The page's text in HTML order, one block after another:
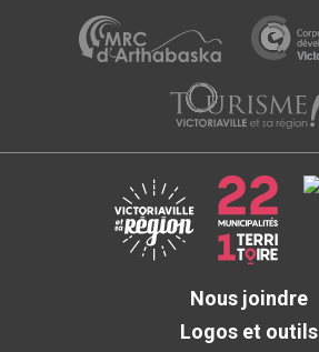
Nous joindre
Logos et outils